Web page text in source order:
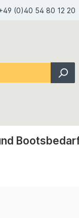
(0)40 54 80 12 20